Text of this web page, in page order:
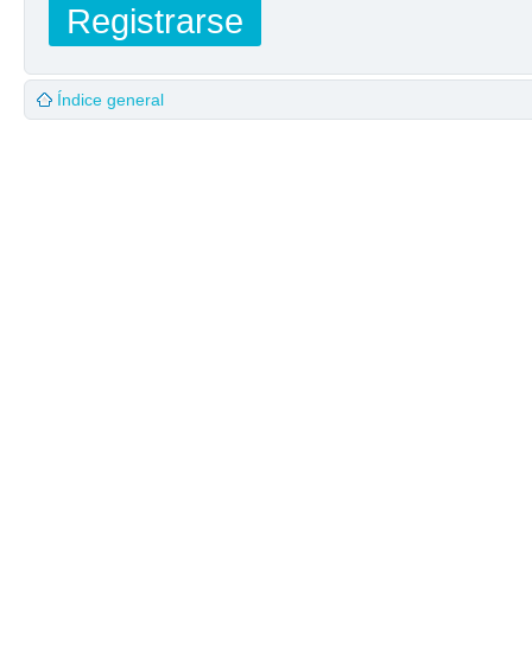
Registrarse
Índice general